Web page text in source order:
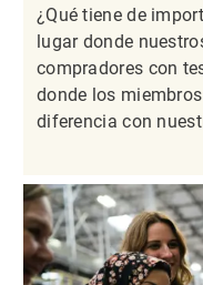
¿Qué tiene de
lugar donde
compradores con
donde los
diferencia con